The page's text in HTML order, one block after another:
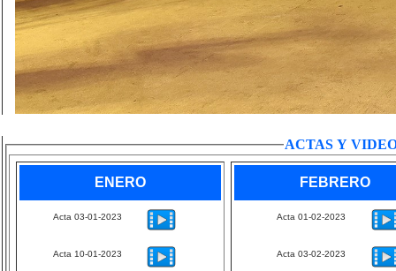
ACTAS Y
ENERO
Acta 03-01-2023
Acta 10-01-2023
FEBRERO
Acta 01-02-2023
Acta 03-02-2023